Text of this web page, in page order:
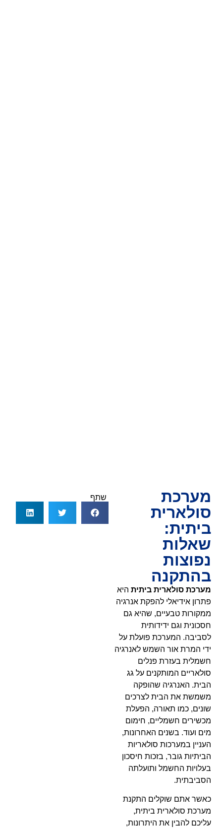
מערכת
סולארית
ביתית:
שאלות
נפוצות
בהתקנה
מערכת סולארית ביתית היא
פתרון אידיאלי להפקת אנרגיה
ממקורות טבעיים, שהיא גם
חסכונית וגם ידידותית
לסביבה. המערכת פועלת על
ידי המרת אור השמש לאנרגיה
חשמלית בעזרת פנלים
סולאריים המותקנים על גג
הבית. האנרגיה שהופקה
משמשת את הבית לצרכים
שונים, כמו תאורה, הפעלת
מכשירים חשמליים, חימום
מים ועוד. בשנים האחרונות,
העניין במערכות סולאריות
הביתיות גובר, בזכות חיסכון
בעלויות החשמל ותועלתה
הסביבתית.
כאשר אתם שוקלים התקנת
מערכת סולארית ביתית,
עליכם להבין את היתרונות,
שתף